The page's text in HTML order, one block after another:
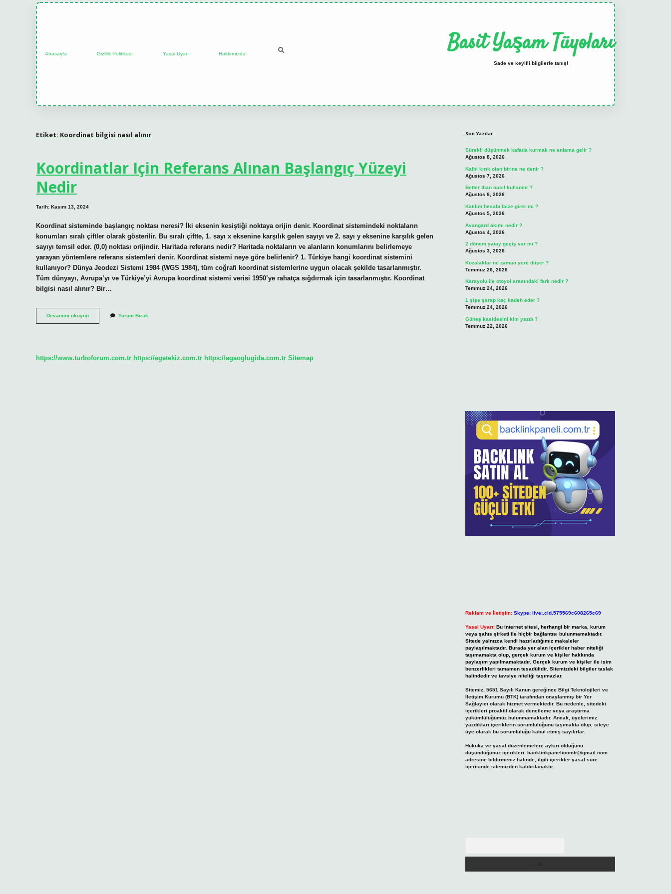
Anasayfa Gizlilik Politikası Yasal Uyarı Hakkımızda Basit Yaşam Tüyoları
Sade ve keyifli bilgilerle tanış!
Etiket: Koordinat bilgisi nasıl alınır
Koordinatlar Için Referans Alınan Başlangıç Yüzeyi
Nedir
Tarih: Kasım 13, 2024
Koordinat sisteminde başlangıç noktası neresi? İki eksenin kesiştiği noktaya orijin denir. Koordinat sistemindeki noktaların
konumları sıralı çiftler olarak gösterilir. Bu sıralı çiftte, 1. sayı x eksenine karşılık gelen sayıyı ve 2. sayı y eksenine karşılık gelen
sayıyı temsil eder. (0,0) noktası orijindir. Haritada referans nedir? Haritada noktaların ve alanların konumlarını belirlemeye
yarayan yöntemlere referans sistemleri denir. Koordinat sistemi neye göre belirlenir? 1. Türkiye hangi koordinat sistemini
kullanıyor? Dünya Jeodezi Sistemi 1984 (WGS 1984), tüm coğrafi koordinat sistemlerine uygun olacak şekilde tasarlanmıştır.
Tüm dünyayı, Avrupa’yı ve Türkiye’yi Avrupa koordinat sistemi verisi 1950’ye rahatça sığdırmak için tasarlanmıştır. Koordinat
bilgisi nasıl alınır? Bir…
Devamını okuyunKoordinatlar
Için
Nedir
Yorum Bırak
https://www.turboforum.com.tr https://egetekiz.com.tr https://agaoglugida.com.tr Sitemap
Son Yazılar
Sürekli düşünmek kafada kurmak ne anlama gelir ?
Ağustos 8, 2026
Kalbi kırık olan birine ne denir ?
Ağustos 7, 2026
Better than nasıl kullanılır ?
Ağustos 6, 2026
Katılım hesabı faize girer mi ?
Ağustos 5, 2026
Avangard akımı nedir ?
Ağustos 4, 2026
2 dönem yatay geçiş var mı ?
Ağustos 3, 2026
Kozalaklar ne zaman yere düşer ?
Temmuz 26, 2026
Karayolu ile otoyol arasındaki fark nedir ?
Temmuz 24, 2026
1 şişe şarap kaç kadeh eder ?
Temmuz 24, 2026
Güneş kasidesini kim yazdı ?
Temmuz 22, 2026
Reklam ve İletişim: Skype: live:.cid.575569c608265c69
Yasal Uyarı: Bu internet sitesi, herhangi bir marka, kurum
veya şahıs şirketi ile hiçbir bağlantısı bulunmamaktadır.
Sitede yalnızca kendi hazırladığımız makaleler
paylaşılmaktadır. Burada yer alan içerikler haber niteliği
taşımamakta olup, gerçek kurum ve kişiler hakkında
paylaşım yapılmamaktadır. Gerçek kurum ve kişiler ile isim
benzerlikleri tamamen tesadüfidir. Sitemizdeki bilgiler taslak
halindedir ve tavsiye niteliği taşımazlar.
Sitemiz, 5651 Sayılı Kanun gereğince Bilgi Teknolojileri ve
İletişim Kurumu (BTK) tarafından onaylanmış bir Yer
Sağlayıcı olarak hizmet vermektedir. Bu nedenle, sitedeki
içerikleri proaktif olarak denetleme veya araştırma
yükümlülüğümüz bulunmamaktadır. Ancak, üyelerimiz
yazdıkları içeriklerin sorumluluğunu taşımakta olup, siteye
üye olarak bu sorumluluğu kabul etmiş sayılırlar.
Hukuka ve yasal düzenlemelere aykırı olduğunu
düşündüğünüz içerikleri, backlinkpanelicomtr@gmail.com
adresine bildirmeniz halinde, ilgili içerikler yasal süre
içerisinde sitemizden kaldırılacaktır.